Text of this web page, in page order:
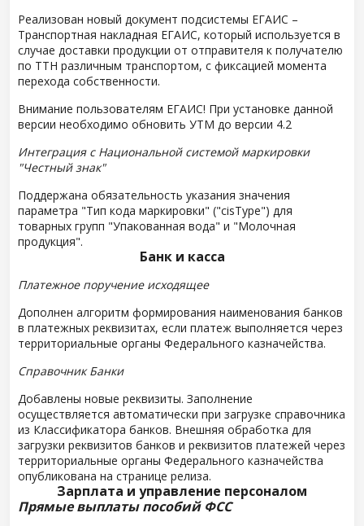
Реализован новый документ подсистемы ЕГАИС –
Транспортная накладная ЕГАИС, который используется в
случае доставки продукции от отправителя к получателю
по ТТН различным транспортом, с фиксацией момента
перехода собственности.
Внимание пользователям ЕГАИС! При установке данной
версии необходимо обновить УТМ до версии 4.2
Интеграция с Национальной системой маркировки
"Честный знак"
Поддержана обязательность указания значения
параметра "Тип кода маркировки" ("cisType") для
товарных групп "Упакованная вода" и "Молочная
продукция".
Банк и касса
Платежное поручение исходящее
Дополнен алгоритм формирования наименования банков
в платежных реквизитах, если платеж выполняется через
территориальные органы Федерального казначейства.
Справочник Банки
Добавлены новые реквизиты. Заполнение
осуществляется автоматически при загрузке справочника
из Классификатора банков. Внешняя обработка для
загрузки реквизитов банков и реквизитов платежей через
территориальные органы Федерального казначейства
опубликована на странице релиза.
Зарплата и управление персоналом
Прямые выплаты пособий ФСС